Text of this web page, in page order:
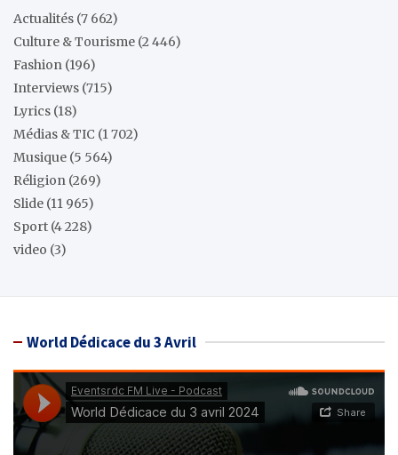
Actualités (7 662)
Culture & Tourisme (2 446)
Fashion (196)
Interviews (715)
Lyrics (18)
Médias & TIC (1 702)
Musique (5 564)
Réligion (269)
Slide (11 965)
Sport (4 228)
video (3)
World Dédicace du 3 Avril